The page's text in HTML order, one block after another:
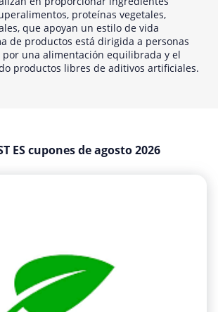
proteínas vegetales,
que apoyan un estilo de vida
de productos está dirigida a personas
una alimentación equilibrada y el
productos libres de aditivos artificiales.
ES cupones de agosto 2026